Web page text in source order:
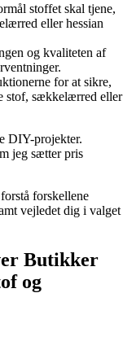
stoffet skal tjene,
eller hessian
og kvaliteten af
for at sikre,
stof, sækkelærred eller
DIY-projekter.
jeg sætter pris
forskellene
vejledet dig i valget
Butikker
og